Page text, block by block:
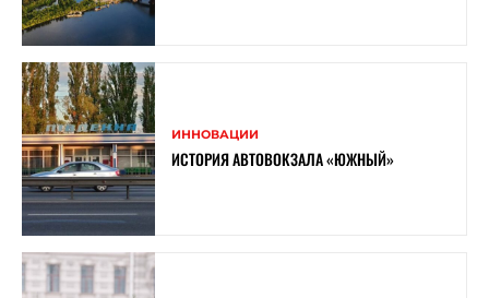
ИННОВАЦИИ
ИСТОРИЯ АВТОВОКЗАЛА «ЮЖНЫЙ»